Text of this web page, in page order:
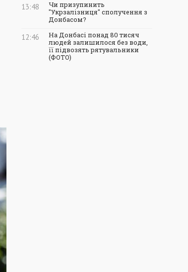
13:48
Чи призупинить
"Укрзалізниця" сполучення з
Донбасом?
12:46
На Донбасі понад 80 тисяч
людей залишилося без води,
її підвозять рятувальники
(ФОТО)